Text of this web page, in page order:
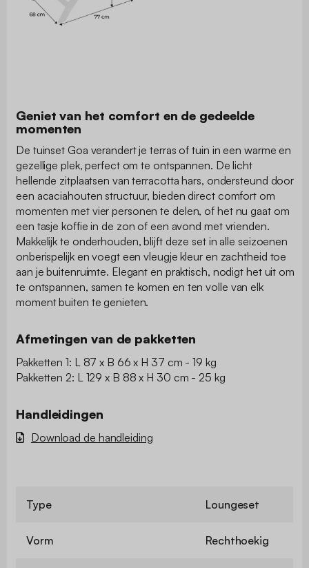
Geniet van het comfort en de gedeelde
momenten
De tuinset Goa verandert je terras of tuin in een warme en
gezellige plek, perfect om te ontspannen. De licht
hellende zitplaatsen van terracotta hars, ondersteund door
een acaciahouten structuur, bieden direct comfort om
momenten met vier personen te delen, of het nu gaat om
een tasje koffie in de zon of een avond met vrienden.
Makkelijk te onderhouden, blijft deze set in alle seizoenen
onberispelijk en voegt een vleugje kleur en zachtheid toe
aan je buitenruimte. Elegant en praktisch, nodigt het uit om
te ontspannen, samen te komen en ten volle van elk
moment buiten te genieten.
Afmetingen van de pakketten
Pakketten 1: L 87 x B 66 x H 37 cm - 19 kg
Pakketten 2: L 129 x B 88 x H 30 cm - 25 kg
Handleidingen
Download de handleiding
Type Loungeset
Vorm Rechthoekig